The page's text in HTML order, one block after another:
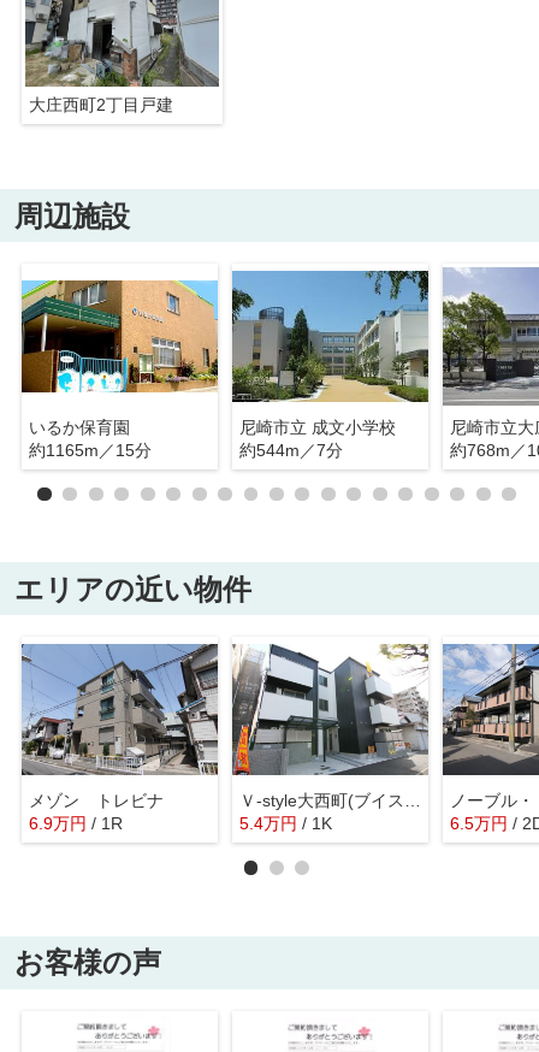
大庄西町2丁目戸建
周辺施設
いるか保育園
約1165m／15分
尼崎市立 成文小学校
約544m／7分
尼崎市立
約768m／
エリアの近い物件
メゾン トレビナ
6.9万円 / 1R
5.4万円 / 1K
ノーブル・
6.5万円 /
お客様の声